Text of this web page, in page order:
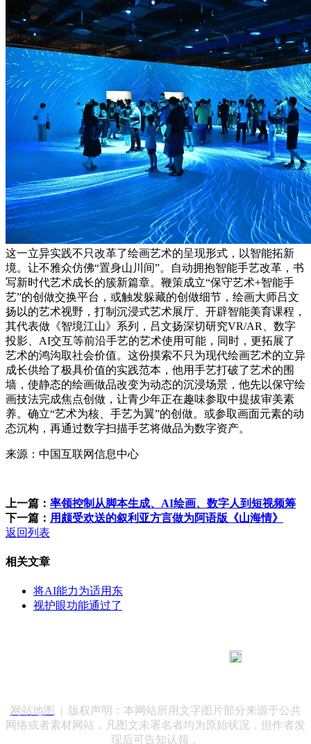
这一立异实践不只改革了绘画艺术的呈现形式，以智能拓新
境。让不雅众仿佛“置身山川间”。自动拥抱智能手艺改革，书
写新时代艺术成长的簇新篇章。鞭策成立“保守艺术+智能手
艺”的创做交换平台，或触发躲藏的创做细节，绘画大师吕文
扬以的艺术视野，打制沉浸式艺术展厅、开辟智能美育课程，
其代表做《智境江山》系列，吕文扬深切研究VR/AR、数字
投影、AI交互等前沿手艺的艺术使用可能，同时，更拓展了
艺术的鸿沟取社会价值。这份摸索不只为现代绘画艺术的立异
成长供给了极具价值的实践范本，他用手艺打破了艺术的围
墙，使静态的绘画做品改变为动态的沉浸场景，他先以保守绘
画技法完成焦点创做，让青少年正在趣味参取中提拔审美素
养。确立“艺术为核、手艺为翼”的创做。或参取画面元素的动
态沉构，再通过数字扫描手艺将做品为数字资产。
来源：中国互联网信息中心
上一篇： 率领控制从脚本生成、AI绘画、数字人到短视频筹
下一篇： 用颇受欢送的叙利亚方言做为阿语版《山海情》
返回列表
相关文章
将AI能力为适用东
视护眼功能通过了
网站地图
| 版权声明：本网站所用文字图片部分来源于公共
网络或者素材网站，凡图文未署名者均为原始状况，但作者发
现后可告知认领，